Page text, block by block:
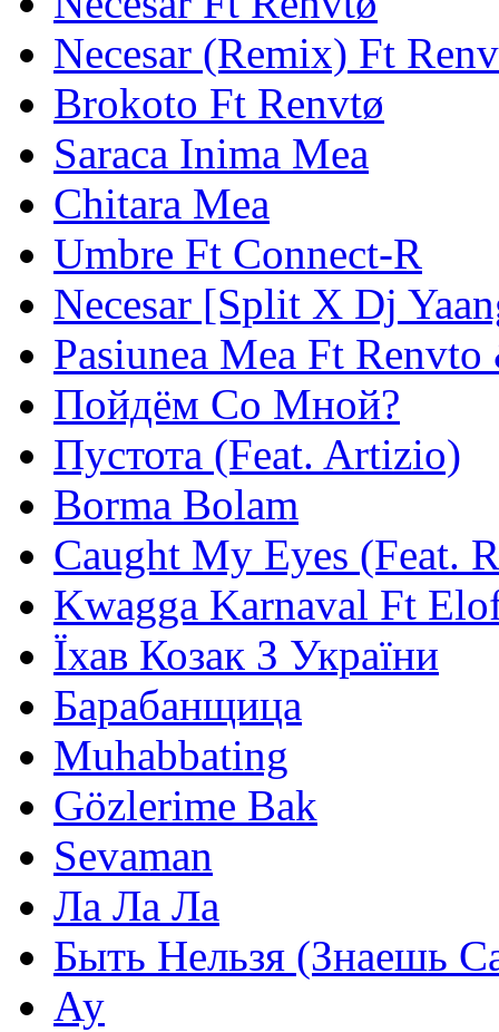
Necesar (Remix) Ft
Brokoto Ft Renvtø
Saraca Inima Mea
Chitara Mea
Umbre Ft Connect-R
Necesar [Split X Dj
Pasiunea Mea Ft
Пойдём Со Мной?
Пустота (Feat. Artizio)
Borma Bolam
Caught My Eyes (Feat.
Kwagga Karnaval Ft
Їхав Козак З України
Барабанщица
Muhabbating
Gözlerime Bak
Sevaman
Ла Ла Ла
Быть Нельзя (Знаешь
Ау